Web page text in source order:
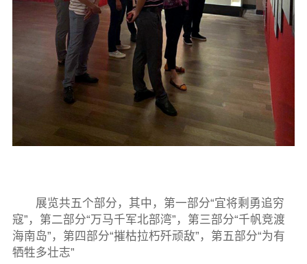
展览共五个部分，其中，第一部分“宜将剩勇追穷
寇”，第二部分“万马千军北部湾”，第三部分“千帆竞渡
海南岛”，第四部分“摧枯拉朽歼顽敌”，第五部分“为有
牺牲多壮志”